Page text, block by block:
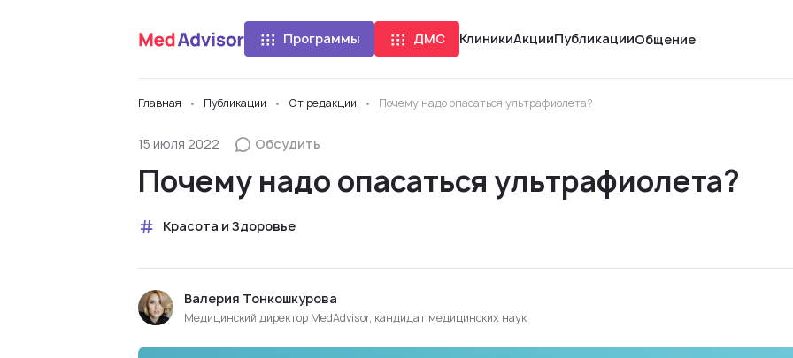
Программы ДМС КлиникиАкцииПубликацииОбщение
Главная Публикации От редакции Почему надо опасаться ультрафиолета?
15 июля 2022 Обсудить
Почему надо опасаться ультрафиолета?
Красота и Здоровье
Валерия Тонкошкурова
Медицинский директор MedAdvisor, кандидат медицинских наук